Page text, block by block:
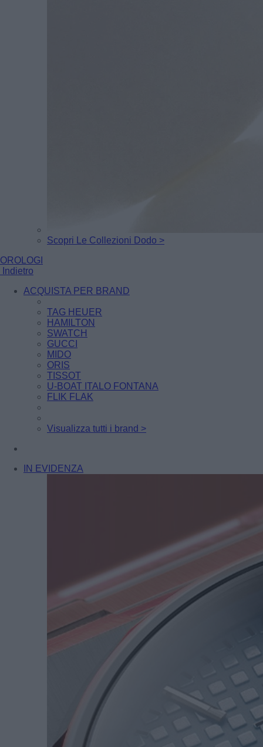
Scopri Le Collezioni Dodo >
OROLOGI
Indietro
ACQUISTA PER BRAND
TAG HEUER
HAMILTON
SWATCH
GUCCI
MIDO
ORIS
TISSOT
U-BOAT ITALO FONTANA
FLIK FLAK
Visualizza tutti i brand >
IN EVIDENZA